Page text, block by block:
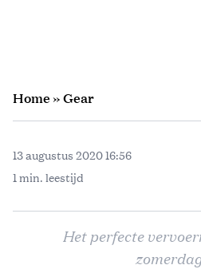
Home»Gear
13 augustus 2020 16:56
1 min. leestijd
Het perfecte